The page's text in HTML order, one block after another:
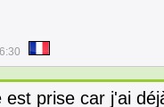
est prise car j'ai